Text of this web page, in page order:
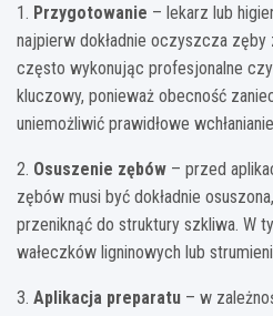
1. Przygotowanie – lekarz lub
najpierw dokładnie oczyszcza zęby
często wykonując profesjonalne
kluczowy, ponieważ obecność
uniemożliwić prawidłowe
2. Osuszenie zębów – przed
zębów musi być dokładnie
przeniknąć do struktury szkliwa. W
wałeczków ligninowych lub
3. Aplikacja preparatu – w